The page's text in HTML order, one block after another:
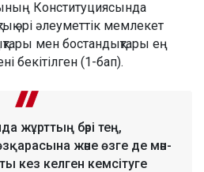
Конституциясында
әрі әлеуметтік мемлекет
мен бостандықтары ең
бекітілген (1-бап).
жұрттың бәрі тең,
және өзге де мән-
кез келген кемсітуге